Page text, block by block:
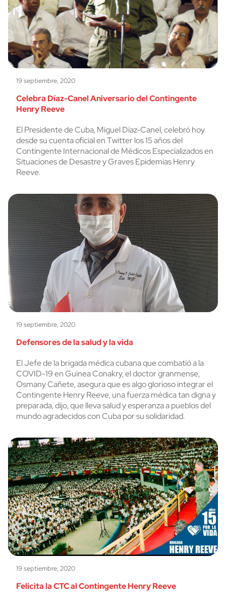
19 septiembre, 2020
Celebra Díaz-Canel Aniversario del Contingente
Henry Reeve
El Presidente de Cuba, Miguel Díaz-Canel, celebró hoy
desde su cuenta oficial en Twitter los 15 años del
Contingente Internacional de Médicos Especializados en
Situaciones de Desastre y Graves Epidemias Henry
Reeve.
19 septiembre, 2020
Defensores de la salud y la vida
El Jefe de la brigada médica cubana que combatió a la
COVID-19 en Guinea Conakry, el doctor granmense,
Osmany Cañete, asegura que es algo glorioso integrar el
Contingente Henry Reeve, una fuerza médica tan digna y
preparada, dijo, que lleva salud y esperanza a pueblos del
mundo agradecidos con Cuba por su solidaridad.
19 septiembre, 2020
Felicita la CTC al Contingente Henry Reeve